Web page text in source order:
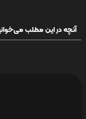
آنچه در این مطلب